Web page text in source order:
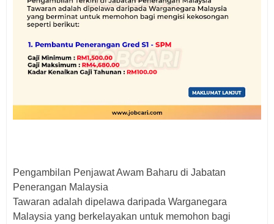
Pengambilan Penjawat Awam Baharu di Jabatan
Penerangan Malaysia
Tawaran adalah dipelawa daripada Warganegara
Malaysia yang berkelayakan untuk memohon bagi